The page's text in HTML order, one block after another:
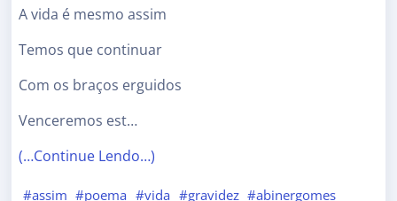
A vida é mesmo assim
Temos que continuar
Com os braços erguidos
Venceremos est…
(…Continue Lendo…)
#assim #poema #vida #gravidez #abinergomes